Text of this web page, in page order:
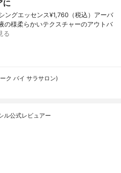
に
ングエッセンス¥1,760（税込）アーバ
の様柔らかいテクスチャーのアウトバ
る
ク バイ サラサロン)
ル公式レビュアー